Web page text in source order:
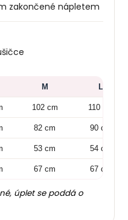
zakončené nápletem
M L
102 cm 110 cm
82 cm 90 cm
53 cm 54 cm
67 cm 67 cm
úplet se poddá o